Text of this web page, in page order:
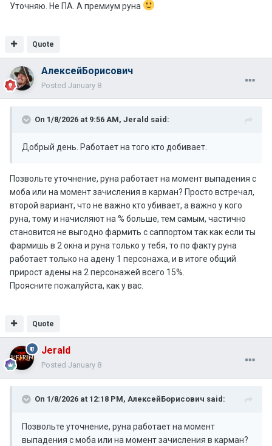
Уточняю. Не ПА. А премиум руна
Quote
АлексейБорисович
Posted January 8
On 1/8/2026 at 9:56 AM, Jerald said:
Добрый день. Работает на того кто добивает.
Позвольте уточнение, руна работает на момент выпадения с
моба или на момент зачисления в карман? Просто встречал,
второй вариант, что не важно кто убивает, а важно у кого
руна, тому и начисляют на % больше, тем самым, частично
становится не выгодно фармить с саппортом так как если ты
фармишь в 2 окна и руна только у тебя, то по факту руна
работает только на адену 1 персонажа, и в итоге общий
прирост адены на 2 персонажей всего 15%.
Проясните пожалуйста, как у вас.
Quote
Jerald
Posted January 8
On 1/8/2026 at 12:18 PM, АлексейБорисович said:
Позвольте уточнение, руна работает на момент
выпадения с моба или на момент зачисления в карман?